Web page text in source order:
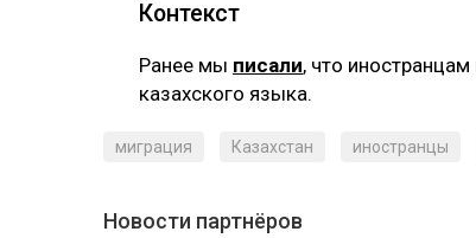
Контекст
Ранее мы писали, что
казахского языка.
миграция Казахстан иностранцы